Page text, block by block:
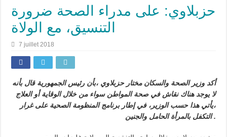
حزبلاوي: على مدراء الصحة ضرورة
التنسيق، مع الولاة
7 juillet 2018
أكد وزير الصحة والسكان مختار حزبلاوي ،بأن رئيس الجمهورية قال بأنه
لا يوجد هناك نقاش في صحة المواطن سواء من خلال الوقاية أو العلاج
،يأتي هذا حسب الوزير، في إطار برنامج المنظومة الصحية على غرار
التكفل بالمرأة الحامل والجنين .